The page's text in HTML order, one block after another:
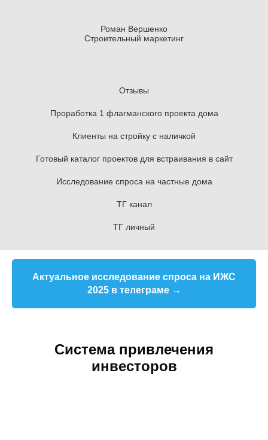
Роман Вершенко
Строительный маркетинг
Отзывы
Проработка 1 флагманского проекта дома
Клиенты на стройку с наличкой
Готовый каталог проектов для встраивания в сайт
Исследование спроса на частные дома
ТГ канал
ТГ личный
Актуальное исследование спроса на ИЖС
2025 в телеграме →
Система привлечения
инвесторов